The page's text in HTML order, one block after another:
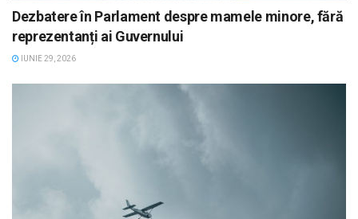
Dezbatere în Parlament despre mamele minore, fără
reprezentanți ai Guvernului
IUNIE 29, 2026